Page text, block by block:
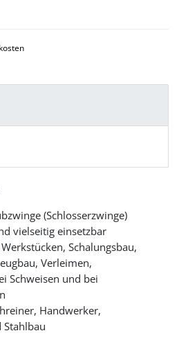
(Schlosserzwinge)
vielseitig einsetzbar
Schalungsbau,
Verleimen,
Schweisen und bei
Handwerker,